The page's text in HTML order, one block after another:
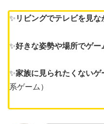
✨ リビングでテレビを見
✨好きな姿勢や場所でゲー
✨家族に見られたくないゲ
系ゲーム）